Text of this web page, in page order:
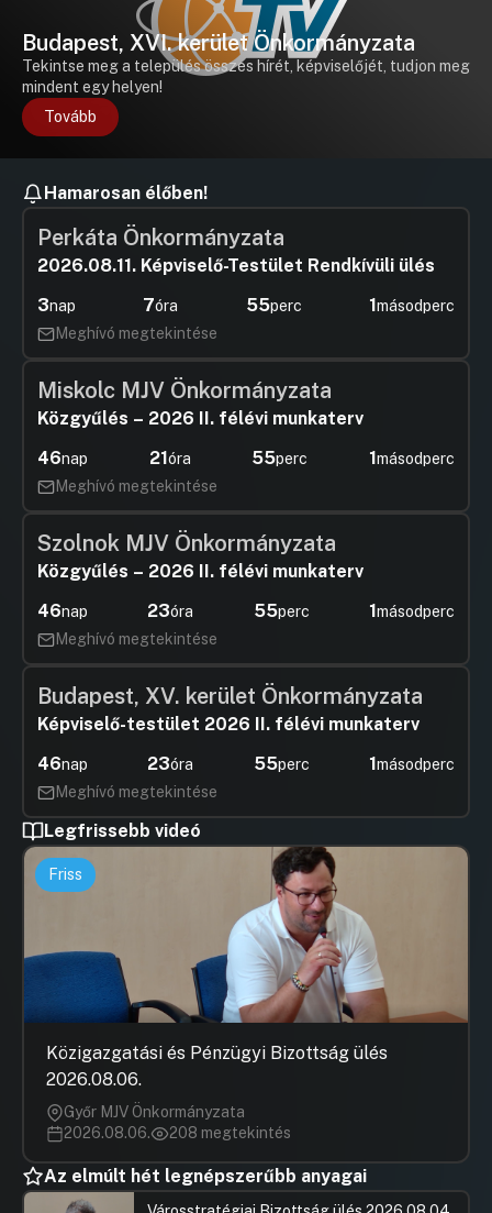
Budapest, XVI. kerület Önkormányzata
Tekintse meg a település összes hírét, képviselőjét, tudjon meg
mindent egy helyen!
Tovább
Hamarosan élőben!
Perkáta Önkormányzata
2026.08.11. Képviselő-Testület Rendkívüli ülés
3nap 7óra 55perc 1másodperc
Meghívó megtekintése
Miskolc MJV Önkormányzata
Közgyűlés – 2026 II. félévi munkaterv
46nap 21óra 55perc 1másodperc
Meghívó megtekintése
Szolnok MJV Önkormányzata
Közgyűlés – 2026 II. félévi munkaterv
46nap 23óra 55perc 1másodperc
Meghívó megtekintése
Budapest, XV. kerület Önkormányzata
Képviselő-testület 2026 II. félévi munkaterv
46nap 23óra 55perc 1másodperc
Meghívó megtekintése
Legfrissebb videó
Friss
Közigazgatási és Pénzügyi Bizottság ülés
2026.08.06.
Győr MJV Önkormányzata
2026.08.06.
208 megtekintés
Az elmúlt hét legnépszerűbb anyagai